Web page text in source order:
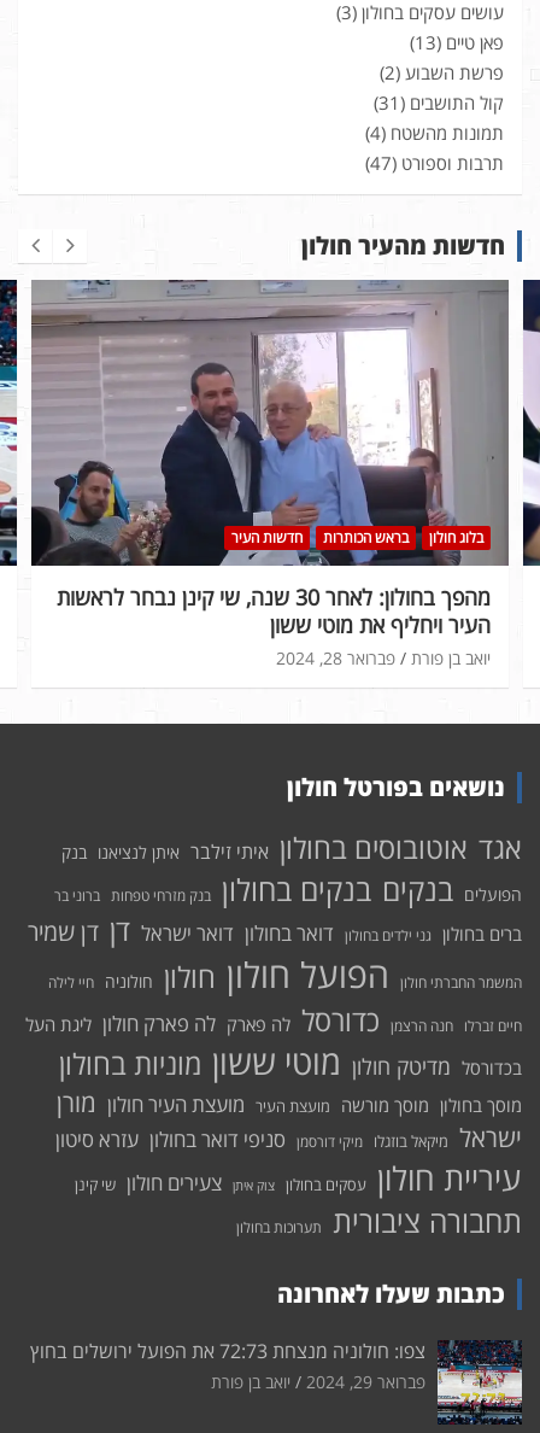
עושים עסקים בחולון (3)
פאן טיים (13)
פרשת השבוע (2)
קול התושבים (31)
תמונות מהשטח (4)
תרבות וספורט (47)
חדשות מהעיר חולון
בלוג חולון בראש הכותרות חדשות העיר
מהפך בחולון: לאחר 30 שנה, שי קינן נבחר לראשות
העיר ויחליף את מוטי ששון
פברואר 28, 2024 יואב בן פורת
נושאים בפורטל חולון
אגד אוטובוסים בחולון איתי זילבר איתן לנציאנו בנק
הפועלים בנקים בנקים בחולון בנק מזרחי טפחות ברוני בר
ברים בחולון גני ילדים בחולון דואר בחולון דואר ישראל דן דן שמיר
המשמר החברתי חולון הפועל חולון חולון חולוניה חיי לילה
חיים זברלו חנה הרצמן כדורסל לה פארק לה פארק חולון ליגת העל
בכדורסל מדיטק חולון מוטי ששון מוניות בחולון
מוסך בחולון מוסך מורשה מועצת העיר מועצת העיר חולון מורן
ישראל מיקאל בוזגלו מיקי דורסמן סניפי דואר בחולון עזרא סיטון
עיריית חולון עסקים בחולון צוק איתן צעירים חולון שי קינן
תחבורה ציבורית תערוכות בחולון
כתבות שעלו לאחרונה
צפו: חולוניה מנצחת 72:73 את הפועל ירושלים בחוץ
פברואר 29, 2024 יואב בן פורת